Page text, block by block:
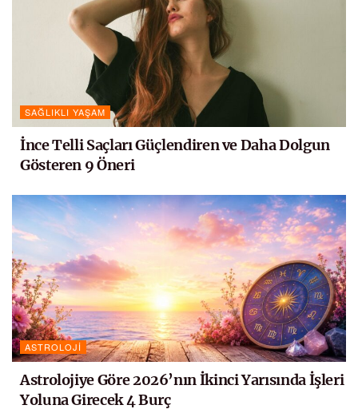
SAĞLIKLI YAŞAM
İnce Telli Saçları Güçlendiren ve Daha Dolgun
Gösteren 9 Öneri
ASTROLOJI
Astrolojiye Göre 2026’nın İkinci Yarısında İşleri
Yoluna Girecek 4 Burç